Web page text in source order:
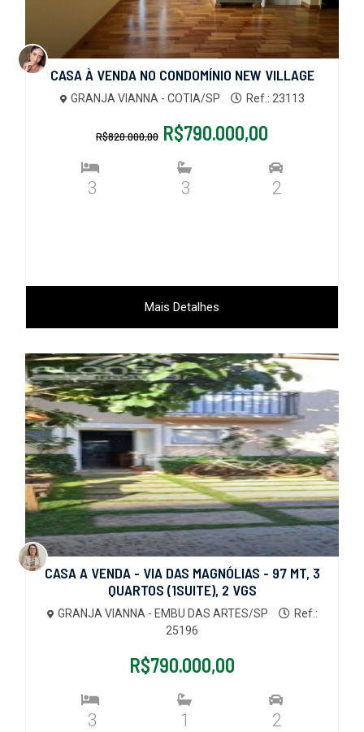
CASA À VENDA NO CONDOMÍNIO NEW VILLAGE
GRANJA VIANNA - COTIA/SP Ref.: 23113
R$820.000,00 R$790.000,00
3 3 2
Mais Detalhes
CASA A VENDA - VIA DAS MAGNÓLIAS - 97 MT, 3
QUARTOS (1SUITE), 2 VGS
GRANJA VIANNA - EMBU DAS ARTES/SP
Ref.:
25196
R$790.000,00
3 1 2